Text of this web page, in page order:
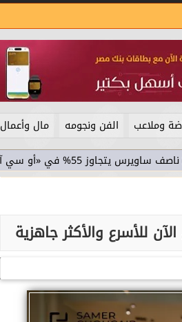
وملاعب الفن ونجومه مال وأعمال
آي غلوبال».. سامر شقير يرصد...
للأسرع والأكثر جاهزية